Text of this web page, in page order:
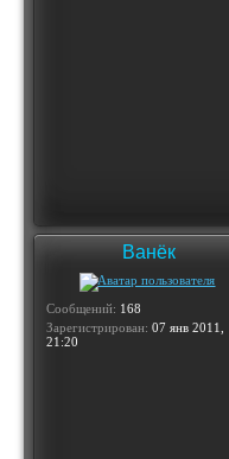
Ванёк
Сообщений: 168
Зарегистрирован: 07 янв 2011,
21:20